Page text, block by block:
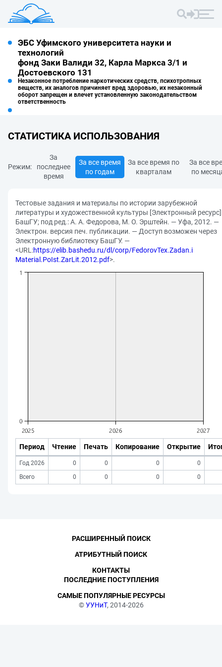
ЭБС Уфимского университета науки и
технологий
фонд Заки Валиди 32, Карла Маркса 3/1 и
Достоевского 131
Незаконное потребление наркотических средств, психотропных
веществ, их аналогов причиняет вред здоровью, их незаконный
оборот запрещен и влечет установленную законодательством
ответственность
СТАТИСТИКА ИСПОЛЬЗОВАНИЯ
Режим:
За
последнее
время
За все время
по годам
За все время по
кварталам
За все
по
Тестовые задания и материалы по истории зарубежной
литературы и художественной культуры [Электронный
БашГУ; под ред.: А. А. Федорова, М. О. Эрштейн. — Уфа, 2012. —
Электрон. версия печ. публикации. — Доступ возможен через
Электронную библиотеку БашГУ. —
<URL:https://elib.bashedu.ru/dl/corp/FedorovTex.Zadan.i
Material.PoIst.ZarLit.2012.pdf>.
Период Чтение Печать Копирование Открытие
Год 2026 0 0 0
0
Всего
0 0 0 0
©УУНиТ, 2014-2026
РАСШИРЕННЫЙ ПОИСК
АТРИБУТНЫЙ ПОИСК
КОНТАКТЫ
ПОСЛЕДНИЕ ПОСТУПЛЕНИЯ
САМЫЕ ПОПУЛЯРНЫЕ РЕСУРСЫ